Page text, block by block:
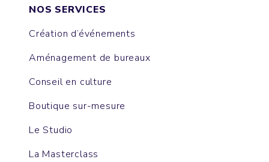
NOS SERVICES
Création d’événements
Aménagement de bureaux
Conseil en culture
Boutique sur-mesure
Le Studio
La Masterclass